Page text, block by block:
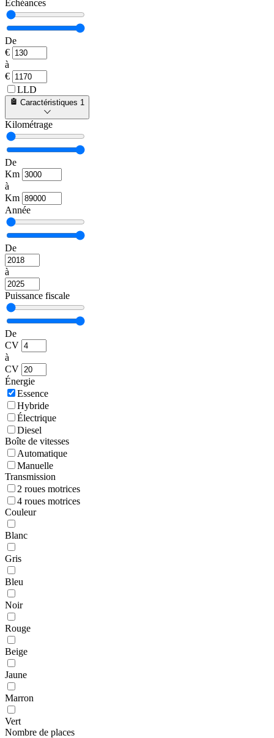
Échéances
De
€
à
€
LLD
Caractéristiques 1
Kilométrage
De
Km
à
Km
Année
De
à
Puissance fiscale
De
CV
à
CV
Énergie
Essence
Hybride
Électrique
Diesel
Boîte de vitesses
Automatique
Manuelle
Transmission
2 roues motrices
4 roues motrices
Couleur
Blanc
Gris
Bleu
Noir
Rouge
Beige
Jaune
Marron
Vert
Nombre de places